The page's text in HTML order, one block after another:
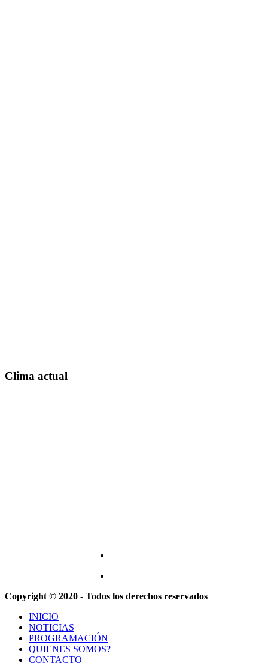
Clima actual
Copyright © 2020 - Todos los derechos reservados
INICIO
NOTICIAS
PROGRAMACIÓN
QUIENES SOMOS?
CONTACTO